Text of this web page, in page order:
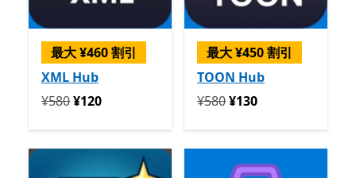
最大 ¥460 割引
XML Hub
定価 ¥580 今すぐ ¥120
¥580¥120
最大 ¥450 割引
TOON Hub
定価 ¥580 今すぐ ¥130
¥580¥130